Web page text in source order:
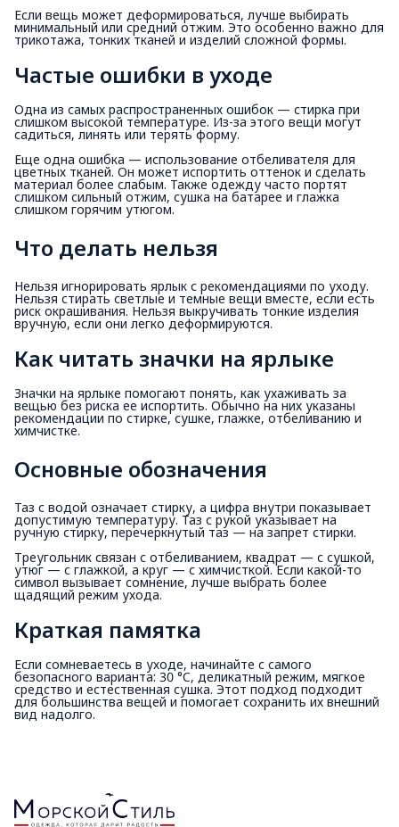
Если вещь может деформироваться, лучше выбирать
минимальный или средний отжим. Это особенно важно для
трикотажа, тонких тканей и изделий сложной формы.
Частые ошибки в уходе
Одна из самых распространенных ошибок — стирка при
слишком высокой температуре. Из-за этого вещи могут
садиться, линять или терять форму.
Еще одна ошибка — использование отбеливателя для
цветных тканей. Он может испортить оттенок и сделать
материал более слабым. Также одежду часто портят
слишком сильный отжим, сушка на батарее и глажка
слишком горячим утюгом.
Что делать нельзя
Нельзя игнорировать ярлык с рекомендациями по уходу.
Нельзя стирать светлые и темные вещи вместе, если есть
риск окрашивания. Нельзя выкручивать тонкие изделия
вручную, если они легко деформируются.
Как читать значки на ярлыке
Значки на ярлыке помогают понять, как ухаживать за
вещью без риска ее испортить. Обычно на них указаны
рекомендации по стирке, сушке, глажке, отбеливанию и
химчистке.
Основные обозначения
Таз с водой означает стирку, а цифра внутри показывает
допустимую температуру. Таз с рукой указывает на
ручную стирку, перечеркнутый таз — на запрет стирки.
Треугольник связан с отбеливанием, квадрат — с сушкой,
утюг — с глажкой, а круг — с химчисткой. Если какой-то
символ вызывает сомнение, лучше выбрать более
щадящий режим ухода.
Краткая памятка
Если сомневаетесь в уходе, начинайте с самого
безопасного варианта: 30 °C, деликатный режим, мягкое
средство и естественная сушка. Этот подход подходит
для большинства вещей и помогает сохранить их внешний
вид надолго.